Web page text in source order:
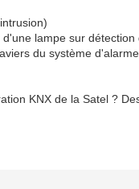
lampe sur
du système
KNX de la Satel ?